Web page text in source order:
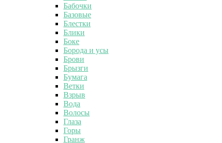
Бабочки
Базовые
Блестки
Блики
Боке
Борода и усы
Брови
Брызги
Бумага
Ветки
Взрыв
Вода
Волосы
Глаза
Горы
Гранж